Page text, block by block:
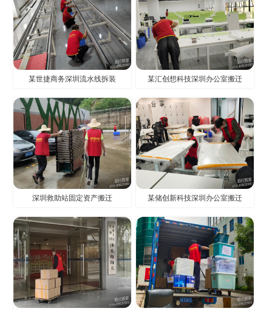
某世捷商务深圳流水线拆装 某汇创想科技深圳办公室搬迁
深圳救助站固定资产搬迁 某储创新科技深圳办公室搬迁